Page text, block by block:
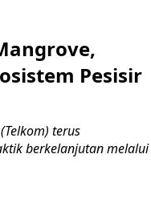
Pesisir
terus
berkelanjutan melalui